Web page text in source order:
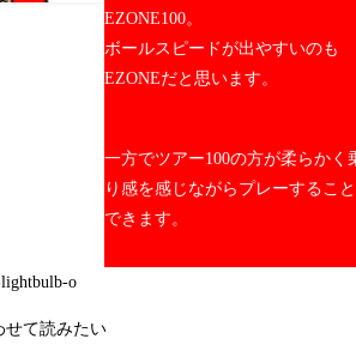
EZONE100。
ボールスピードが出やすいのも
EZONEだと思います。
一方でツアー100の方が柔らかく
り感を感じながらプレーするこ
できます。
o
せて読みたい